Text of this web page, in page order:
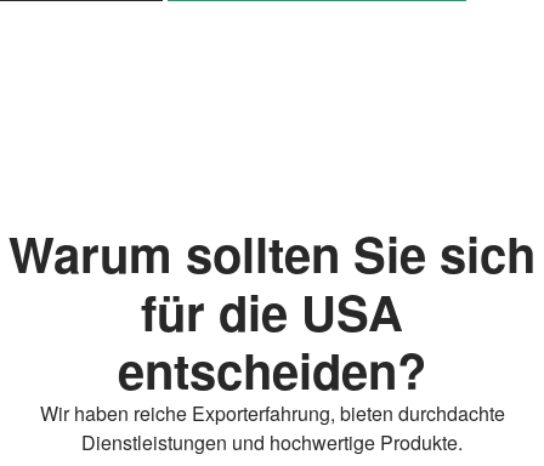
Verknüpfung
Dreipunkt-Hinterradaufhängung
Düngermenge
0–420 kg/Morgen (einstellbar)
0,60–1,0 Acre/Stunde
2BXF-12
Reihen säen
12
Warum sollten Sie sich
für die USA
entscheiden?
Wir haben reiche Exporterfahrung, bieten durchdachte
Dienstleistungen und hochwertige Produkte.